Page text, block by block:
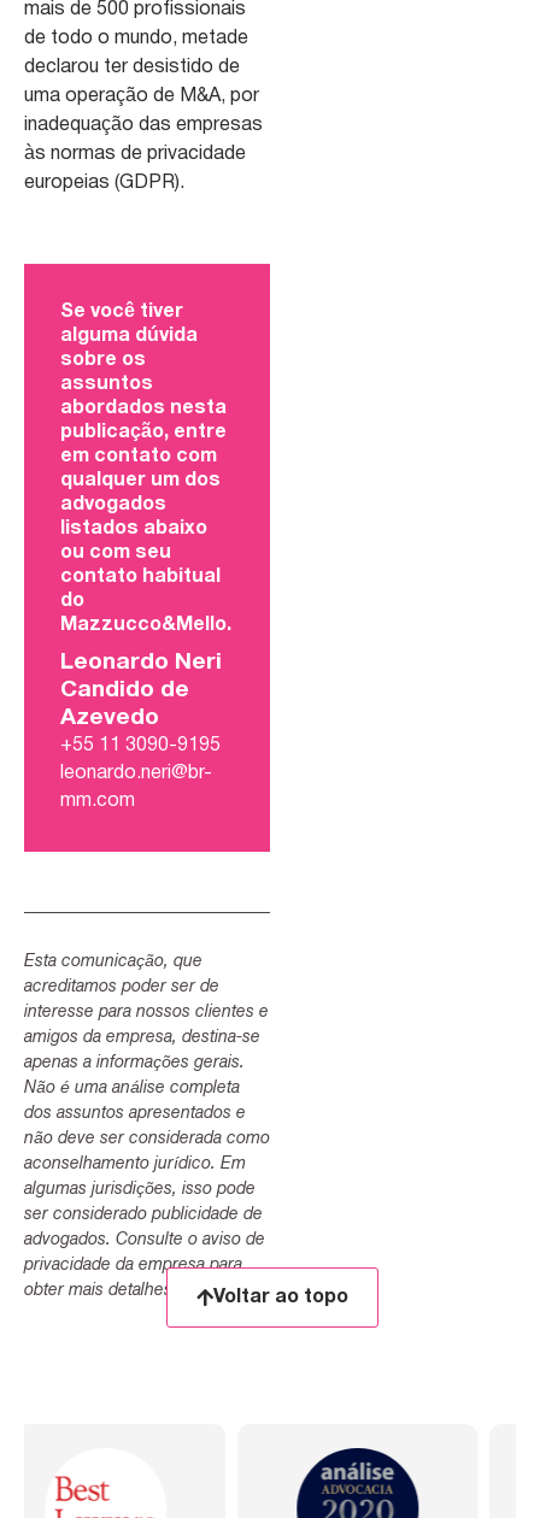
mais de 500 profissionais
de todo o mundo, metade
declarou ter desistido de
uma operação de M&A, por
inadequação das empresas
às normas de privacidade
europeias (GDPR).
Se você tiver
alguma dúvida
sobre os
assuntos
abordados nesta
publicação, entre
em contato com
qualquer um dos
advogados
listados abaixo
ou com seu
contato habitual
do
Mazzucco&Mello.
Leonardo Neri
Candido de
Azevedo
+55 11 3090-9195
leonardo.neri@br-
mm.com
Esta comunicação, que
acreditamos poder ser de
interesse para nossos clientes e
amigos da empresa, destina-se
apenas a informações gerais.
Não é uma análise completa
dos assuntos apresentados e
não deve ser considerada como
aconselhamento jurídico. Em
algumas jurisdições, isso pode
ser considerado publicidade de
advogados. Consulte o aviso de
privacidade da empresa para
obter mais detalhes.
Voltar ao topo